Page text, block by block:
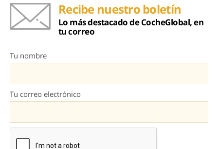
Recibe nuestro boletín
Lo más destacado de CocheGlobal, en
tu correo
Tu nombre
Tu correo electrónico